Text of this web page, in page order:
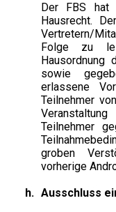
Der FBS hat
Hausrecht.
Vertretern/
Folge zu
Hausordnung
sowie
erlassene
Teilnehmer
Teilnehmer
groben
vorherige
h. Ausschluss